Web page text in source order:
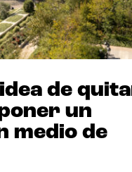
de
un
medio de